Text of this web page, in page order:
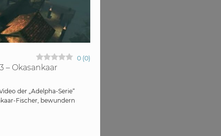
– Okasankaar
0 (0)
der „Adelpha-Serie“
Fischer, bewundern